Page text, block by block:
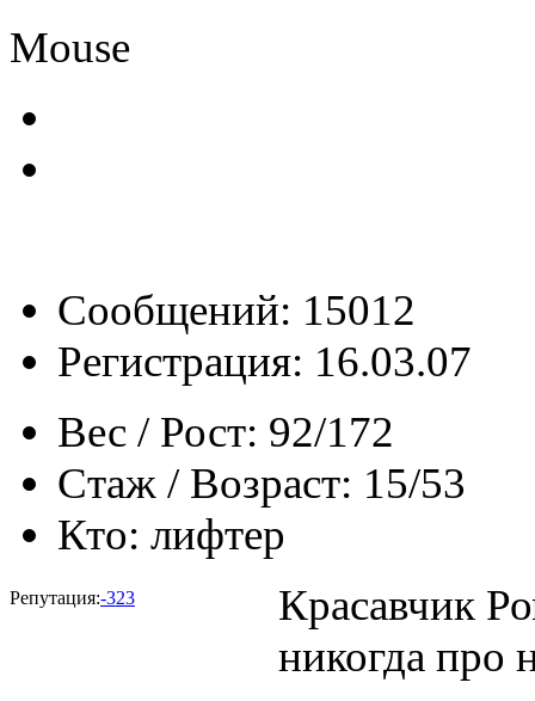
Mouse
Сообщений: 15012
Регистрация: 16.03.07
Вес / Рост: 92/172
Стаж / Возраст: 15/53
Кто: лифтер
Репутация:-323
Красавчик
никогда про